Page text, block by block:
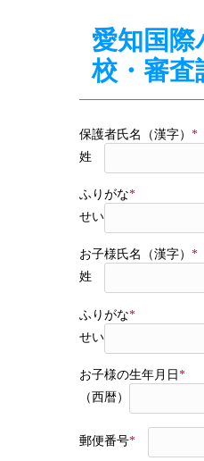
愛知国
校・審査
保護者氏名（漢字） *
姓
ふりがな*
せい
お子様氏名（漢字） *
姓
ふりがな*
せい
お子様の生年月日*
（西暦）
郵便番号*